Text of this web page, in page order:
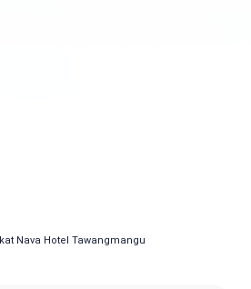
Nava Hotel Tawangmangu